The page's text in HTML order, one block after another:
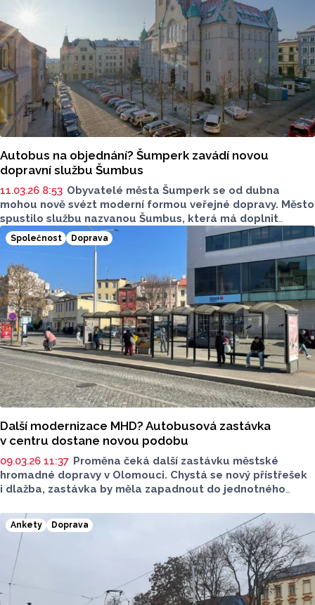
Autobus na objednání? Šumperk zavádí novou
dopravní službu Šumbus
11.03.26 8:53 Obyvatelé města Šumperk se od dubna
mohou nově svézt moderní formou veřejné dopravy. Město
spustilo službu nazvanou Šumbus, která má doplnit
stávající městskou hromadnou dopravu a nabídnout lidem
flexibilnější způsob cestování po městě.
Společnost Doprava
Další modernizace MHD? Autobusová zastávka
v centru dostane novou podobu
09.03.26 11:37 Proměna čeká další zastávku městské
hromadné dopravy v Olomouci. Chystá se nový přístřešek
i dlažba, zastávka by měla zapadnout do jednotného
se tak dočasně přesune na jiná místa.
Ankety Doprava